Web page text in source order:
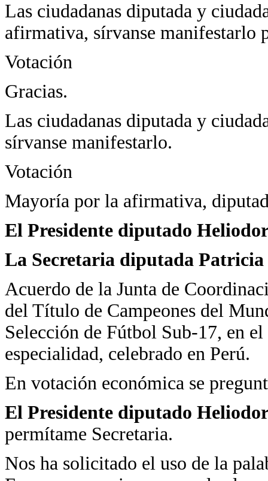
Las ciudadanas diputada y
afirmativa, sírvanse manifestarlo
Votación
Gracias.
Las ciudadanas diputada y
sírvanse manifestarlo.
Votación
Mayoría por la afirmativa,
El Presidente diputado
La Secretaria diputada
Acuerdo de la Junta de
del Título de Campeones del
Selección de Fútbol Sub-17, en
especialidad, celebrado en Perú.
En votación económica se
El Presidente diputado
permítame Secretaria.
Nos ha solicitado el uso de la